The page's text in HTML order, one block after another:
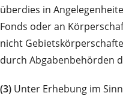
überdies in
Fonds oder an
nicht
durch Abgabenbehörden
(3) Unter Erhebung im